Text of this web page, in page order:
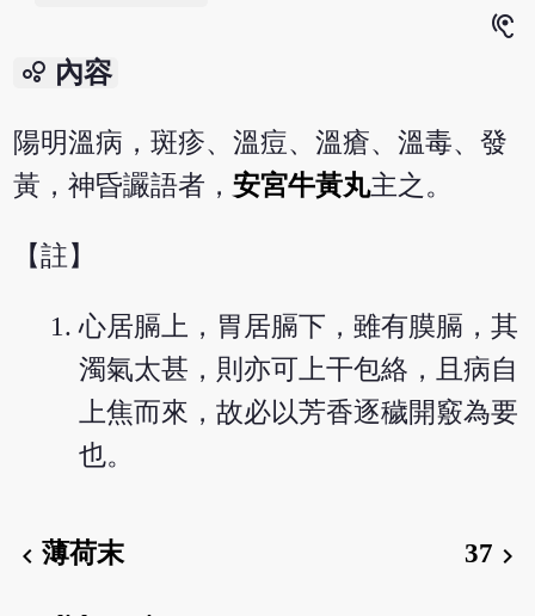
hearing
bubble_chart 內容
陽明溫病，斑疹、溫痘、溫瘡、溫毒、發
黃，神昏讝語者，安宮牛黃丸主之。
【註】
心居膈上，胃居膈下，雖有膜膈，其
濁氣太甚，則亦可上干包絡，且病自
上焦而來，故必以芳香逐穢開竅為要
也。
chevron_left薄荷末 37 chevron_right